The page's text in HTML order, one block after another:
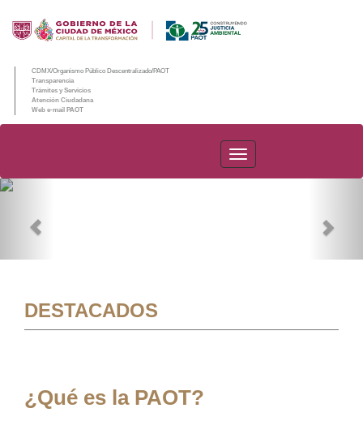
CDMX/Organismo Público Descentralizado/PAOT
Transparencia
Trámites y Servicios
Atención Ciudadana
Web e-mail PAOT
PAOT
DESTACADOS
¿Qué es la PAOT?